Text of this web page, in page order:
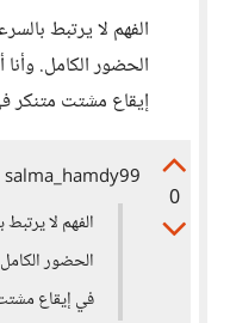
الفهم لا يرتبط
الحضور الكامل.
إيقاع مشتت متنكر
0
salma_hamdy99
الفهم لا
الحضور
في إيقاع